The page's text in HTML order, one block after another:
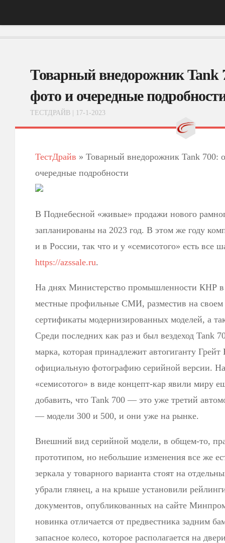
АвтоНовости
Тест-Драйв
ФотоОбзоры
ВидеоОбзоры
Товарный внедорожник Tank
фото и очередные
ТЕСТДРАЙВ | 17-1-2023
ТестДрайв » Товарный внедорожник Tank 700:
очередные подробности
В Поднебесной «живые» продажи нового
запланированы на 2023 год. В этом же году
и в России, так что и у «семисотого» есть
https://azssale.ru.
На днях Министерство промышленности КНР в
местные профильные СМИ, разместив на своем
сертификаты модернизированных моделей, а
Среди последних как раз и был вездеход Tank
марка, которая принадлежит автогиганту
официальную фотографию серийной версии.
«семисотого» в виде концепт-кар явили миру
добавить, что Tank 700 — это уже третий
— модели 300 и 500, и они уже на рынке.
Внешний вид серийной модели, в общем-то,
прототипом, но небольшие изменения все же
зеркала у товарного варианта стоят на
убрали глянец, а на крыше установили
документов, опубликованных на сайте
новинка отличается от предвестника задним
запасное колесо, которое располагается на